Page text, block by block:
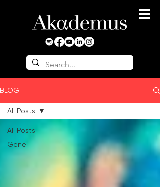
BLOG
All Posts
Genel
All Posts